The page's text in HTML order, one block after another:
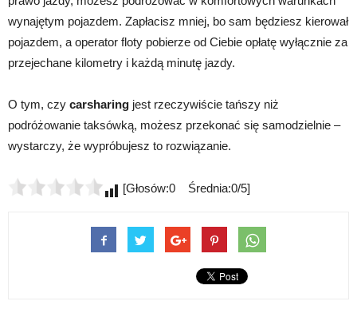
wynajętym pojazdem. Zapłacisz mniej, bo sam będziesz kierował
pojazdem, a operator floty pobierze od Ciebie opłatę wyłącznie za
przejechane kilometry i każdą minutę jazdy.
O tym, czy carsharing jest rzeczywiście tańszy niż
podróżowanie taksówką, możesz przekonać się samodzielnie –
wystarczy, że wypróbujesz to rozwiązanie.
[Głosów:0 Średnia:0/5]